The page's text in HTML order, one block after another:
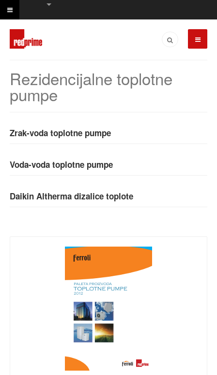
Rezidencijalne toplotne
pumpe
Zrak-voda toplotne pumpe
Voda-voda toplotne pumpe
Daikin Altherma dizalice toplote